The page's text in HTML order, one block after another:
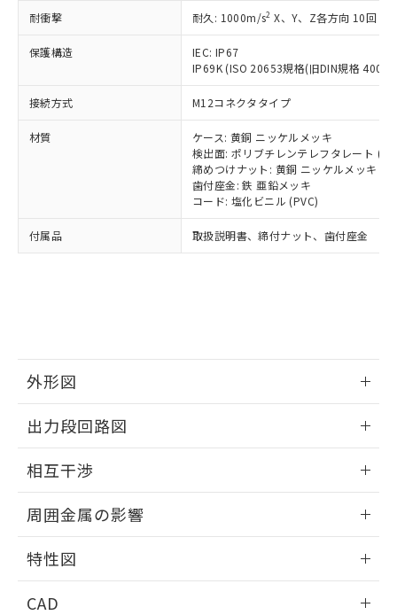
耐衝撃 耐久: 1000m/s2 X、Y、Z各方向 10回
保護構造
IEC: IP67
IP69K (ISO 20653規格(旧DIN規格
接続方式 M12コネクタタイプ
材質
ケース: 黄銅 ニッケルメッキ
検出面: ポリブチレンテレフタレート
締めつけナット: 黄銅 ニッケルメッキ
歯付座金: 鉄 亜鉛メッキ
コード: 塩化ビニル (PVC)
付属品 取扱説明書、締付ナット、歯付座金
外形図
外形図
出力段回路図
出力段回路図
相互干渉
相互干渉
周囲金属の影響
周囲金属の影響
特性図
CAD
覧された時点での実際の在庫および標
準価格とは異なる場合があることをご
了承ください。
正式な納期状況および標準価格はお客
様のお取引先、またはお客様担当のオ
ムロン制御機器販売店・当社販売員に
ご相談ください。
オムロン制御機器販売店や当社販売拠
販売ネットワーク
」をご確認
在庫状況および標準価格結果を当社の
事前の承諾なく第三者に漏洩または開
示しないようお願いします。
マイパーツ機能（部品リスト作成サー
および当社の共同利用者が、当社の製
※当社の共同利用者とは、
の共同利用に関して"
の「1.共同利
指します。
ミウム(Cd) 100ppm以下、
六価クロム(Cr(Ⅵ)) 1000ppm以下、ポリ臭化ビフェニル
ル) (DEHP)(別名：DOP) 1000ppm以下、フタル酸ブチ
ルベンジル（BBP） 1000ppm以下、フタル酸ジブチル
（DBP） 1000ppm以下、フタル酸ジイソブチル
(DIBP) 1000ppm以下
但し、RoHS指令で産業用監視および制御機器に対する
フタル酸エステル類の４物質については閾値を超える意
図的な使用がないことを確認しています。
部品在庫の切り替え状況などにより、予定
月が前後することがあります。
とができます。
EU RoHS指令（10物質）の非含有証明書
51物質の非含有証明書（当社基準）
※本証明書は発行日時点で非含有を証明す
るもので、過去に遡って非含有を証明する
また、RoHS指令のフタル酸エステル類４
物質の対応では、対応完了までの期間は出
荷製品に未対応品が混在することから備考
Pb(鉛) :1000ppm、 Hg(水銀) : 1000ppm、 Cd(カドミウ
Cr(Ⅵ)(六価クロム) : 1000ppm、 PBBs(ポリ臭化ビフェ
ニル類) : 1000ppm、 PBDEs(ポリ臭化ジフェニルエーテ
ル類) : 1000ppm、
DBP(フタル酸ジブチル) : 1000ppm、 DIBP(フタル酸ジ
イソブチル) : 1000ppm、 BBP(フタル酸ブチルベンジ
ル) : 1000ppm、
DEHP(フタル酸ビス(2-エチルヘキシル)) : 1000ppm
※2 環境保護使用期限
「ｅ」：有害物質（10物質）のすべてが基
準値以下であることを示します。
「10」：通常の使用状況下において有害物
質が外部に漏えいし、環境に深刻な影響を
可)を取得するなどの必要な手続きを
当社は規制貨物を破棄する場合は、完
全に破砕するなど、違法に輸出されな
いよう必要な手段を講じます。
当社は貴社製品を、核兵器、ミサイ
ル、化学兵器、生物兵器またはその他
武器並びにこれらの製造装置等に一切
使用いたしません。
当社は、貴社製品を第三者に販売する
場合は、上記1、2および3の内容を当
該第三者に通知します。また当社は、
販売先および販売に係わる関係者が違
法に輸出するおそれがある場合は、取
一定数以上の在庫あり
一定数には満たないが在庫あり
在庫なし(最新の在庫状況につ
いては、お客様のお取引先、ま
たはお客様担当のオムロン制御
機器販売店・当社販売員にご確
認ください)
受注生産機種、また在庫状況の